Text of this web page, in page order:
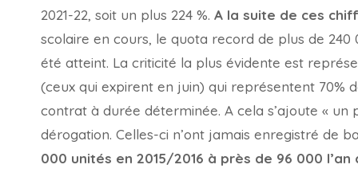
2021-22, soit un plus 224 %. A la suite de ces
scolaire en cours, le quota record de plus de
été atteint. La criticité la plus évidente est
(ceux qui expirent en juin) qui représentent 70%
contrat à durée déterminée. A cela s’ajoute «
dérogation. Celles-ci n’ont jamais enregistré de
000 unités en 2015/2016 à près de 96 000 l’an